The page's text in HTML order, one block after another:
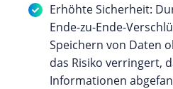
Erhöhte Sicherheit:
Ende-zu-Ende-
Speichern von Daten
das Risiko verringert,
Informationen